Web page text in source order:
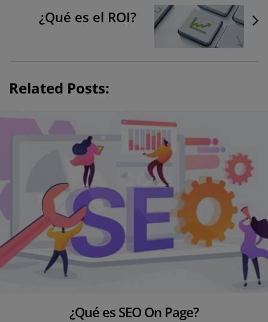
o
¿Qué es el ROI?
Related Posts:
¿Qué es SEO On Page?